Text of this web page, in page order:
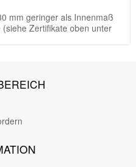
mm geringer als Innenmaß
Zertifikate oben unter